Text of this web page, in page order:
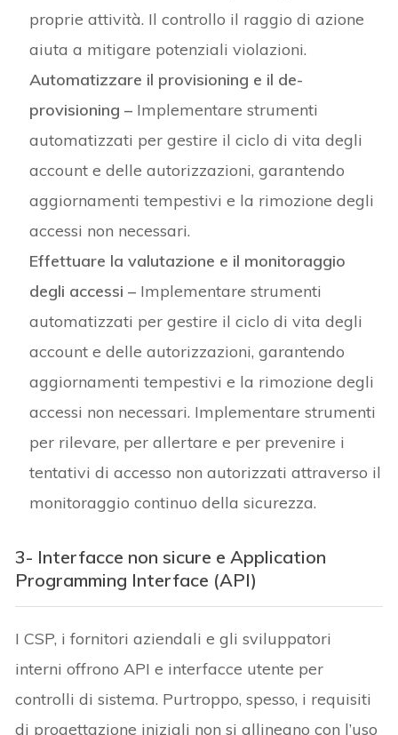
proprie attività. Il controllo il raggio di azione
aiuta a mitigare potenziali violazioni.
Automatizzare il provisioning e il de-
provisioning – Implementare strumenti
automatizzati per gestire il ciclo di vita degli
account e delle autorizzazioni, garantendo
aggiornamenti tempestivi e la rimozione degli
accessi non necessari.
Effettuare la valutazione e il monitoraggio
degli accessi – Implementare strumenti
automatizzati per gestire il ciclo di vita degli
account e delle autorizzazioni, garantendo
aggiornamenti tempestivi e la rimozione degli
accessi non necessari. Implementare strumenti
per rilevare, per allertare e per prevenire i
tentativi di accesso non autorizzati attraverso il
monitoraggio continuo della sicurezza.
3- Interfacce non sicure e Application
Programming Interface (API)
I CSP, i fornitori aziendali e gli sviluppatori
interni offrono API e interfacce utente per
controlli di sistema. Purtroppo, spesso, i requisiti
di progettazione iniziali non si allineano con l’uso